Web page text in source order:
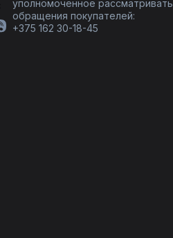
уполномоченное рассматривать
обращения покупателей:
+375 162 30-18-45